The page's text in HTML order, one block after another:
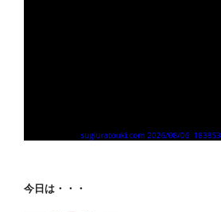
今日は・・・